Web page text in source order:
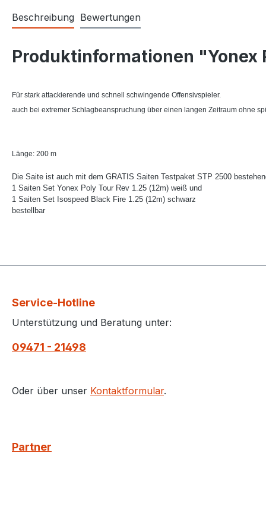
Beschreibung Bewertungen
Produktinformationen "Yonex
Für stark attackierende und schnell schwingende Offensivspieler.
auch bei extremer Schlagbeanspruchung über einen langen Zeitraum ohne
Länge: 200 m
Die Saite ist auch mit dem GRATIS Saiten Testpaket STP 2500
1 Saiten Set Yonex Poly Tour Rev 1.25 (12m) weiß und
1 Saiten Set Isospeed Black Fire 1.25 (12m) schwarz
bestellbar
Service-Hotline
Unterstützung und Beratung unter:
09471 - 21498
Oder über unser Kontaktformular.
Partner